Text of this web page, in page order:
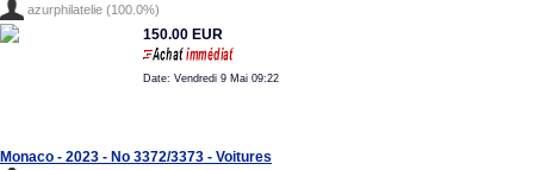
azurphilatelie (100.0%)
150.00 EUR
Date: Vendredi 9 Mai 09:22
Monaco - 2023 - No 3372/3373 - Voitures